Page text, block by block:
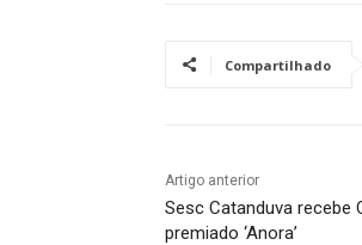
Compartilhado
Artigo anterior
Sesc Catanduva recebe
premiado ‘Anora’